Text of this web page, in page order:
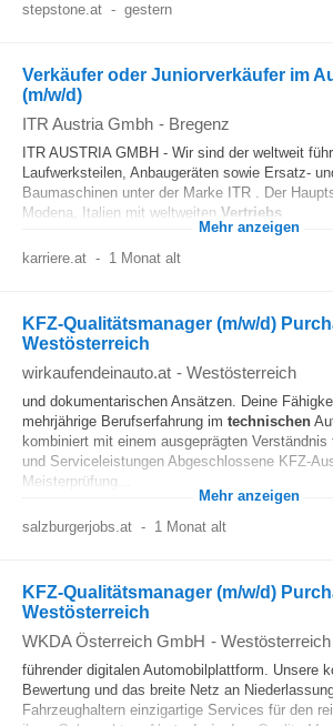
stepstone.at - gestern
Verkäufer oder Juniorverkäufer im
(m/w/d)
ITR Austria Gmbh - Bregenz
ITR AUSTRIA GMBH - Wir sind der weltweit
Laufwerksteilen, Anbaugeräten sowie Ersatz-
Baumaschinen unter der Marke ITR . Der
Modena, Italien mit weltweiten Vertriebs
Mehr anzeigen
karriere.at - 1 Monat alt
KFZ-Qualitätsmanager (m/w/d)
Westösterreich
wirkaufendeinauto.at - Westösterreich
und dokumentarischen Ansätzen. Deine
mehrjährige Berufserfahrung im technischen
kombiniert mit einem ausgeprägten Verständnis
und Serviceleistungen Abgeschlossene KFZ-
Meisterprüfung...
Mehr anzeigen
salzburgerjobs.at - 1 Monat alt
KFZ-Qualitätsmanager (m/w/d)
Westösterreich
WKDA Österreich GmbH - Westösterreich
führender digitalen Automobilplattform. Unsere
Bewertung und das breite Netz an
Fahrzeughaltern einzigartige Services für den